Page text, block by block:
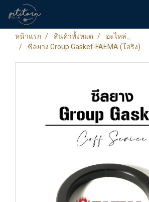
หน้าแรก สินค้าทั้งหมด
อะไหล่_
ซีลยาง Group Gasket-FAEMA (โอริง)